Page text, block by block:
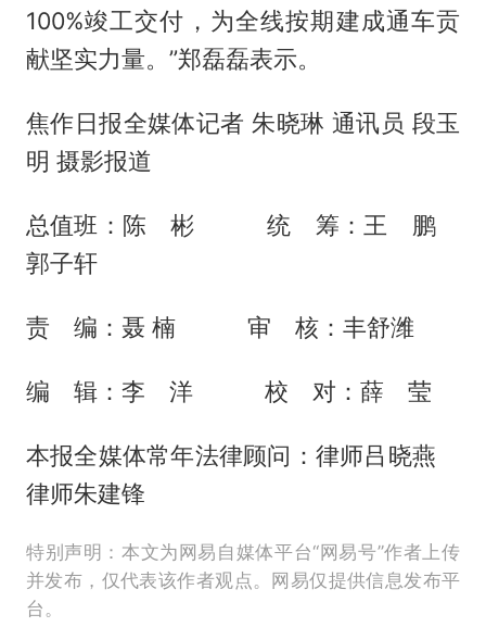
100%竣工交付，为全线按期建成通车贡
献坚实力量。”郑磊磊表示。
焦作日报全媒体记者 朱晓琳 通讯员 段玉
明 摄影报道
总值班：陈 彬 统 筹：王 鹏
郭子轩
责 编：聂 楠 审 核：丰舒潍
编 辑：李 洋 校 对：薛 莹
本报全媒体常年法律顾问：律师吕晓燕
律师朱建锋
特别声明：本文为网易自媒体平台“网易号”作者上传
并发布，仅代表该作者观点。网易仅提供信息发布平
台。